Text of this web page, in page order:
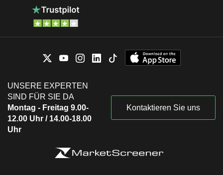
UNSERE EXPERTEN
SIND FÜR SIE DA
Montag - Freitag 9.00-
12.00 Uhr / 14.00-18.00
Uhr
Kontaktieren Sie uns